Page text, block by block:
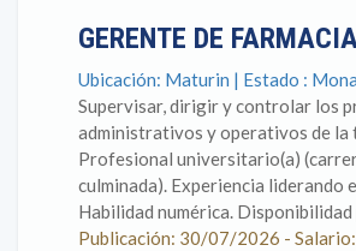
GERENTE DE
Ubicación: Maturin | Estado :
Supervisar, dirigir y controlar los
administrativos y operativos de la
Profesional universitario(a)
culminada). Experiencia liderando
Habilidad numérica. Disponibilidad
Publicación: 30/07/2026 -